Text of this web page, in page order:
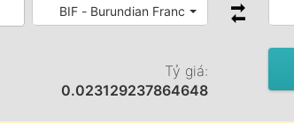
BIF - Burundian Franc
Tỷ giá:
0.023129237864648